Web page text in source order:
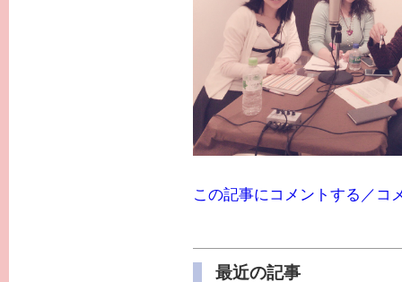
この記事にコメントする／コ
最近の記事